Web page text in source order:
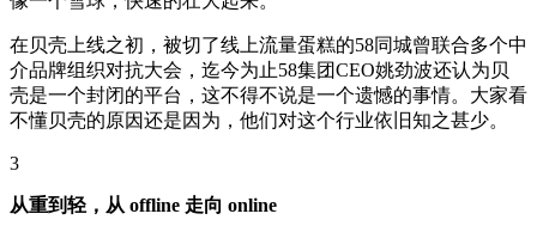
在贝壳上线之初，被切了线上流量蛋糕的58同城曾联合多个中
介品牌组织对抗大会，迄今为止58集团CEO姚劲波还认为贝
壳是一个封闭的平台，这不得不说是一个遗憾的事情。大家看
不懂贝壳的原因还是因为，他们对这个行业依旧知之甚少。
3
从重到轻，从 offline 走向 online